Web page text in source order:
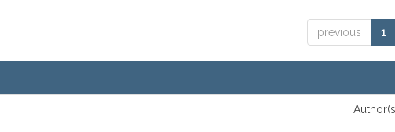
previous 1